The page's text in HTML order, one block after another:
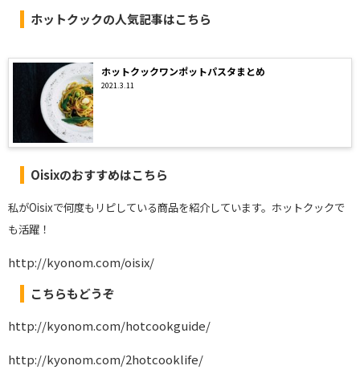
ホットクックの人気記事はこちら
ホットクックワンポットパスタまとめ
2021.3.11
Oisixのおすすめはこちら
私がOisixで何度もリピしている商品を紹介しています。ホットクックで
も活躍！
http://kyonom.com/oisix/
こちらもどうぞ
http://kyonom.com/hotcookguide/
http://kyonom.com/2hotcooklife/